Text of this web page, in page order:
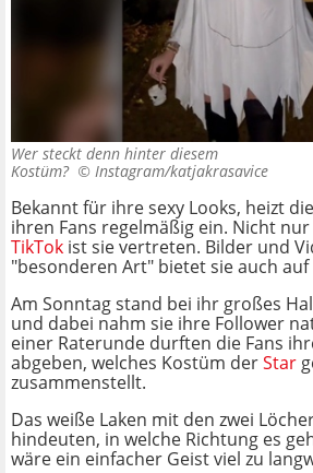
Wer steckt denn hinter diesem
Kostüm? © Instagram/katjakrasavice
Bekannt für ihre sexy Looks, heizt
ihren Fans regelmäßig ein. Nicht
TikTok ist sie vertreten. Bilder und
"besonderen Art" bietet sie auch auf
Am Sonntag stand bei ihr großes
und dabei nahm sie ihre Follower
einer Raterunde durften die Fans
abgeben, welches Kostüm derStar
zusammenstellt.
Das weiße Laken mit den zwei
hindeuten, in welche Richtung es
wäre ein einfacher Geist viel zu